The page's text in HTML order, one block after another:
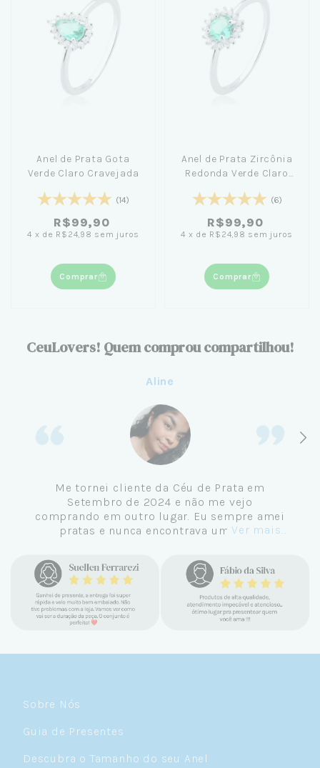
Anel de Prata Gota
Verde Claro Cravejada
(14)
R$99,90
4 x de R$24,98 sem juros
Comprar
Anel de Prata Zircônia
Redonda Verde Claro
(6)
R$99,90
4 x de R$24,98 sem juros
Comprar
CeuLovers! Quem comprou compartilhou!
Aline
Me tornei cliente da Céu de Prata em
Setembro de 2024 e não me vejo
comprando em outro lugar. Eu sempre amei
pratas e nunca encontrava uma loja
encontrar a Céu. Atendimento
personalizado, verdadeiras jóias prata 925,
mimos e brindes incríveis. Virei cliente fiel
e amo demais as pratas que são lindas, tem
um brilho incrível e preço super justo. Fora
Ver mais...
Sobre Nós
Guia de Presentes
Descubra o Tamanho do seu Anel